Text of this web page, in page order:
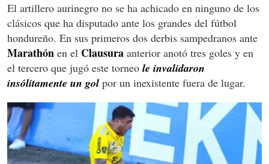
El artillero aurinegro no se ha achicado en ninguno de los
clásicos que ha disputado ante los grandes del fútbol
hondureño. En sus primeros dos derbis sampedranos ante
Marathón en el Clausura anterior anotó tres goles y en
el tercero que jugó este torneo le invalidaron
insólitamente un gol por un inexistente fuera de lugar.